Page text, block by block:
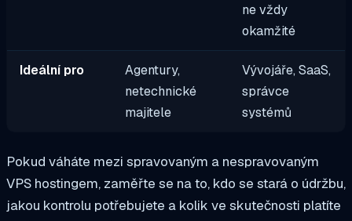
ne vždy
okamžité
Ideální pro
Agentury,
netechnické
majitele
Vývojáře, SaaS,
správce
systémů
Pokud váháte mezi spravovaným a nespravovaným
VPS hostingem, zaměřte se na to, kdo se stará o údržbu,
jakou kontrolu potřebujete a kolik ve skutečnosti platíte